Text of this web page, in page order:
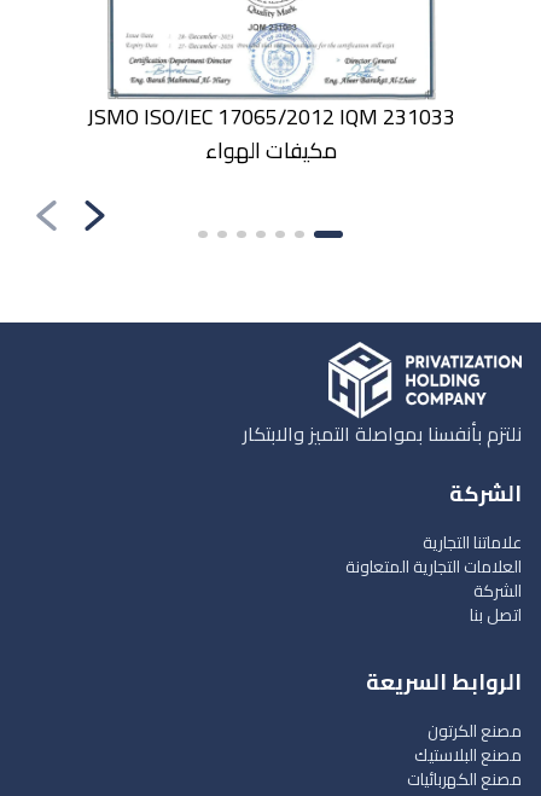
JSMO ISO/IEC 17065/2012 IQM 231033
مكيفات الهواء
نلتزم بأنفسنا بمواصلة التميز والابتكار
الشركة
علاماتنا التجارية
العلامات التجارية المتعاونة
الشركة
اتصل بنا
الروابط السريعة
مصنع الكرتون
مصنع البلاستيك
مصنع الكهربائيات